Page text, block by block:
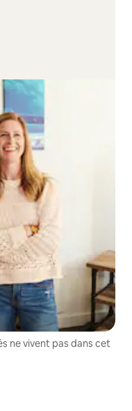
ne vivent pas dans cet